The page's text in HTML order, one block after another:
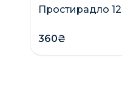
Простирадло
360₴